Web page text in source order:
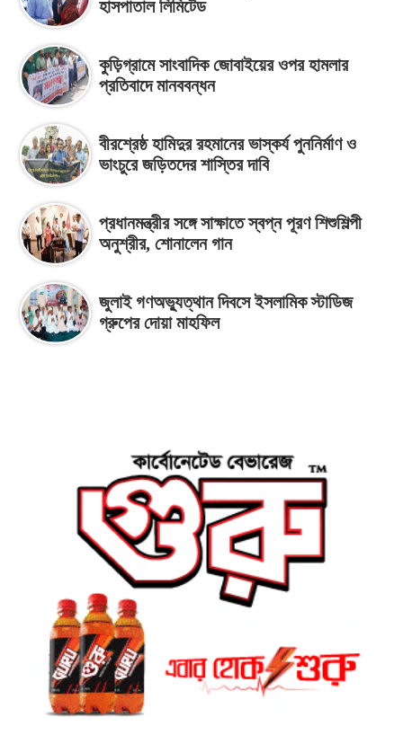
হাসপাতাল লিমিটেড
কুড়িগ্রামে সাংবাদিক জোবাইয়ের ওপর হামলার
প্রতিবাদে মানববন্ধন
বীরশ্রেষ্ঠ হামিদুর রহমানের ভাস্কর্য পুননির্মাণ ও
ভাংচুরে জড়িতদের শাস্তির দাবি
প্রধানমন্ত্রীর সঙ্গে সাক্ষাতে স্বপ্ন পূরণ শিশুশিল্পী
অনুশ্রীর, শোনালেন গান
জুলাই গণঅভ্যুত্থান দিবসে ইসলামিক স্টাডিজ
গ্রুপের দোয়া মাহফিল